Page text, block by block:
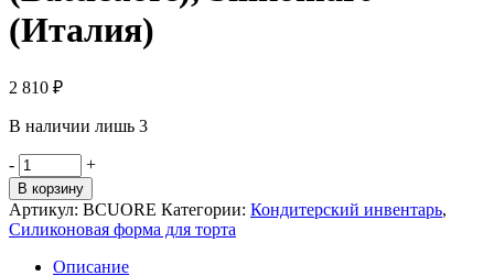
(Италия)
2 810 ₽
В наличии лишь 3
Количество
товара
Силиконовая
форма
для
торта
- +
В корзину
Артикул: BCUORE Категории: Кондитерский инвентарь,
Силиконовая форма для торта
Описание